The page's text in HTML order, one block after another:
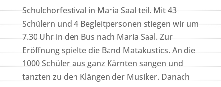
Schulchorfestival in Maria Saal teil. Mit 43
Schülern und 4 Begleitpersonen stiegen wir um
7.30 Uhr in den Bus nach Maria Saal. Zur
Eröffnung spielte die Band Matakustics. An die
1000 Schüler aus ganz Kärnten sangen und
tanzten zu den Klängen der Musiker. Danach